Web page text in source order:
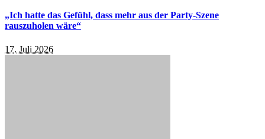
„Ich hatte das Gefühl, dass mehr aus der Party-Szene
rauszuholen wäre“
17. Juli 2026